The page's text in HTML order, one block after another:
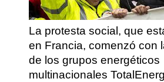
La protesta social, que
en Francia, comenzó con
de los grupos energéticos
multinacionales